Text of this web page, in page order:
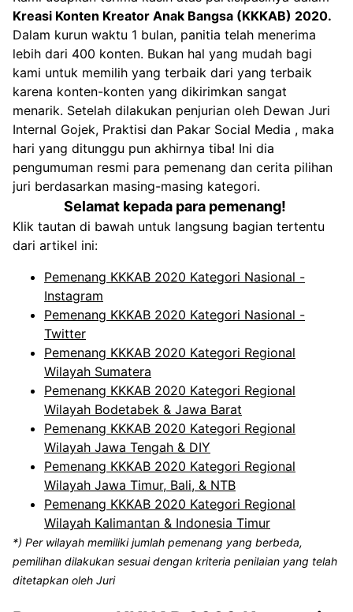
Kreasi Konten Kreator Anak Bangsa (KKKAB) 2020.
Dalam kurun waktu 1 bulan, panitia telah menerima
lebih dari 400 konten. Bukan hal yang mudah bagi
kami untuk memilih yang terbaik dari yang terbaik
karena konten-konten yang dikirimkan sangat
menarik. Setelah dilakukan penjurian oleh Dewan Juri
Internal Gojek, Praktisi dan Pakar Social Media , maka
hari yang ditunggu pun akhirnya tiba! Ini dia
pengumuman resmi para pemenang dan cerita pilihan
juri berdasarkan masing-masing kategori.
Selamat kepada para pemenang!
Klik tautan di bawah untuk langsung bagian tertentu
dari artikel ini:
Pemenang KKKAB 2020 Kategori Nasional -
Instagram
Pemenang KKKAB 2020 Kategori Nasional -
Twitter
Pemenang KKKAB 2020 Kategori Regional
Wilayah Sumatera
Pemenang KKKAB 2020 Kategori Regional
Wilayah Bodetabek & Jawa Barat
Pemenang KKKAB 2020 Kategori Regional
Wilayah Jawa Tengah & DIY
Pemenang KKKAB 2020 Kategori Regional
Wilayah Jawa Timur, Bali, & NTB
Pemenang KKKAB 2020 Kategori Regional
Wilayah Kalimantan & Indonesia Timur
*) Per wilayah memiliki jumlah pemenang yang berbeda,
pemilihan dilakukan sesuai dengan kriteria penilaian yang telah
ditetapkan oleh Juri